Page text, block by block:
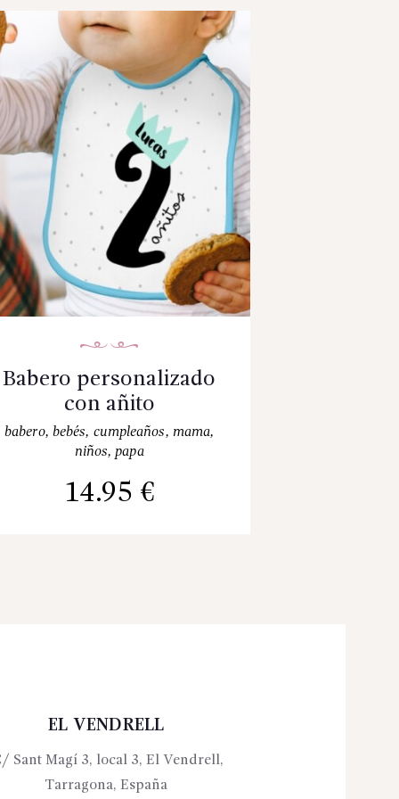
Babero personalizado
con añito
babero, bebés, cumpleaños, mama,
niños, papa
14.95 €
EL VENDRELL
Sant Magí 3, local 3, El Vendrell,
Tarragona, España